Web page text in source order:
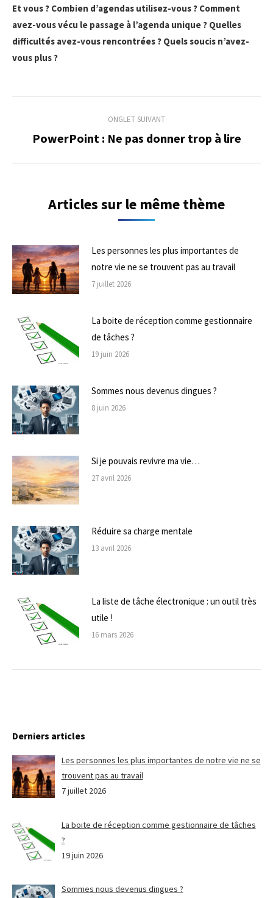
Et vous ? Combien d’agendas utilisez-vous ? Comment
avez-vous vécu le passage à l’agenda unique ? Quelles
difficultés avez-vous rencontrées ? Quels soucis n’avez-
vous plus ?
commentaire
ONGLET SUIVANT
Onglet
PowerPoint : Ne pas donner trop à lire
Articles sur le même thème
Les personnes les plus importantes de
notre vie ne se trouvent pas au travail
7 juillet 2026
La boite de réception comme gestionnaire
de tâches ?
19 juin 2026
Sommes nous devenus dingues ?
8 juin 2026
Si je pouvais revivre ma vie…
27 avril 2026
Réduire sa charge mentale
13 avril 2026
La liste de tâche électronique : un outil très
utile !
16 mars 2026
Derniers articles
Les personnes les plus importantes de notre vie ne se
trouvent pas au travail
7 juillet 2026
La boite de réception comme gestionnaire de tâches
?
19 juin 2026
Sommes nous devenus dingues ?